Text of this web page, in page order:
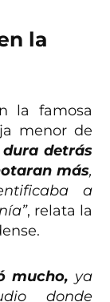
la
la famosa
menor de
dura detrás
más,
a
, relata la
mucho, ya
donde